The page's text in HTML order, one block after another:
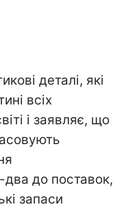
деталі, які
всіх
і заявляє, що
два до поставок,
запаси